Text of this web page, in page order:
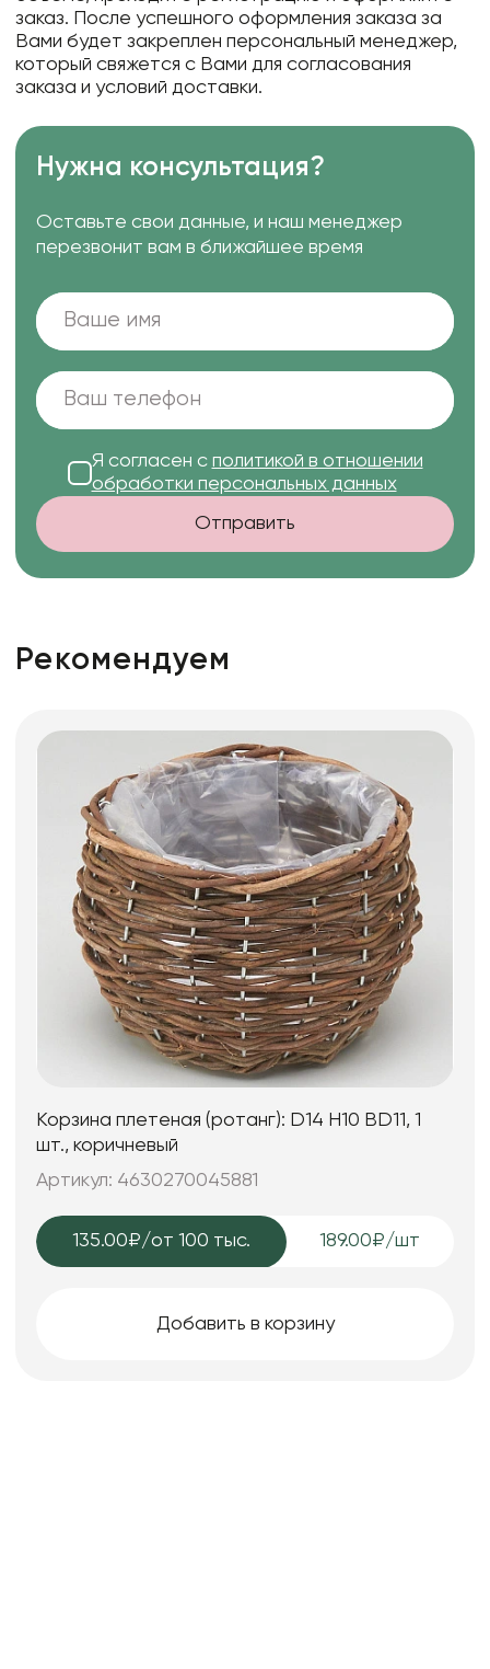
заказ. После успешного оформления заказа за
Вами будет закреплен персональный менеджер,
который свяжется с Вами для согласования
заказа и условий доставки.
Нужна консультация?
Оставьте свои данные, и наш менеджер
перезвонит вам в ближайшее время
Я согласен с политикой в отношении
обработки персональных данных
Отправить
Рекомендуем
Корзина плетеная (ротанг): D14 H10 BD11, 1
шт., коричневый
Артикул: 4630270045881
135.00₽/от 100 тыс. 189.00₽/шт
Добавить в корзину